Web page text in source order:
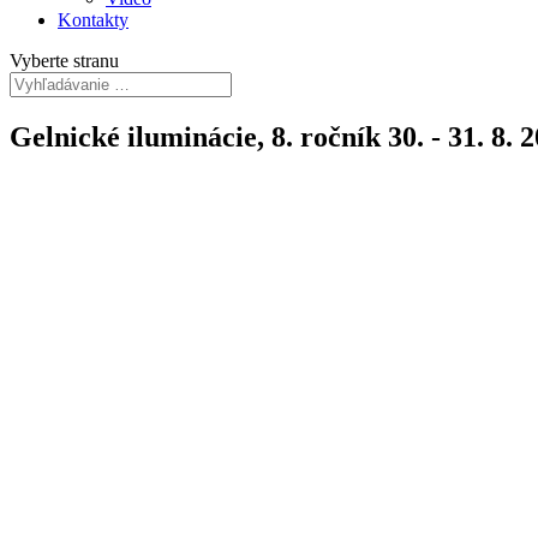
Kontakty
Vyberte stranu
Gelnické iluminácie, 8. ročník 30. - 31. 8.